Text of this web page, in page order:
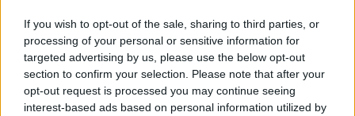
If you wish to opt-out of the sale, sharing to third parties, or
processing of your personal or sensitive information for
targeted advertising by us, please use the below opt-out
section to confirm your selection. Please note that after your
opt-out request is processed you may continue seeing
interest-based ads based on personal information utilized by
MTI
2023. január 17. 06:35
Harmincötezer eurót érő svájci karórát viselt
letartóztatásakor Matteo Messina Denaro a